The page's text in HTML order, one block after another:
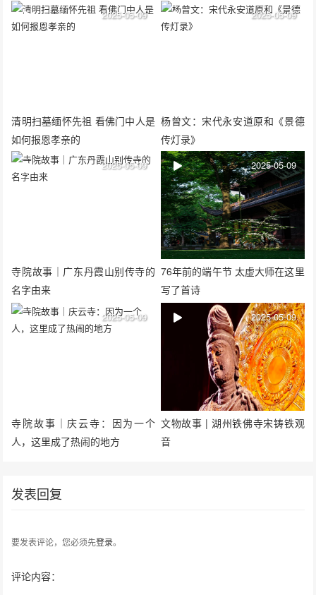
清明扫墓缅怀先祖 看佛门中人是
如何报恩孝亲的
2025-05-09
杨曾文：宋代永安道原和《景德
传灯录》
2025-05-09
寺院故事｜广东丹霞山别传寺的
名字由来
2025-05-09
76年前的端午节 太虚大师在这里
写了首诗
2025-05-09
寺院故事｜庆云寺：因为一个
人，这里成了热闹的地方
2025-05-09
文物故事 | 湖州铁佛寺宋铸铁观
音
2025-05-09
发表回复
要发表评论，您必须先登录。
评论内容：